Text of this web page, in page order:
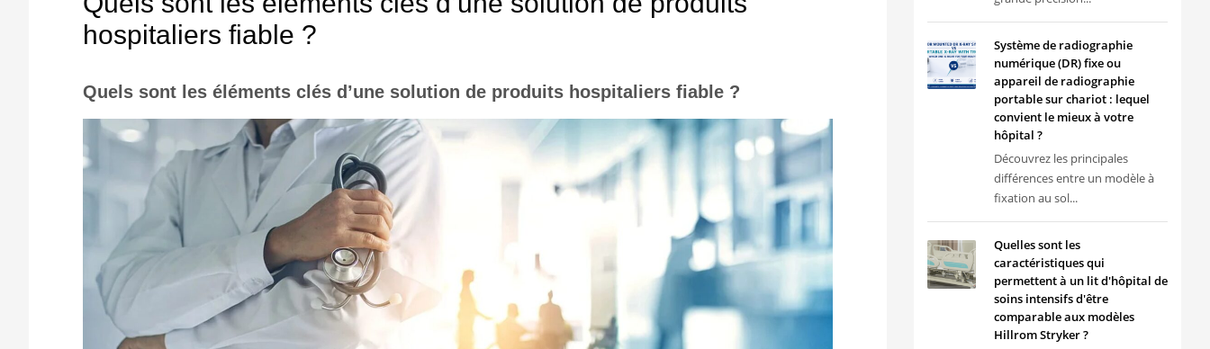
hospitaliers fiable ?
Quels sont les éléments clés d’une solution de produits hospitaliers fiable ?
Système de radiographie
numérique (DR) fixe ou
appareil de radiographie
portable sur chariot : lequel
convient le mieux à votre
hôpital ?
Découvrez les principales
différences entre un modèle à
fixation au sol...
Quelles sont les
caractéristiques qui
permettent à un lit d'hôpital de
soins intensifs d'être
comparable aux modèles
Hillrom Stryker ?